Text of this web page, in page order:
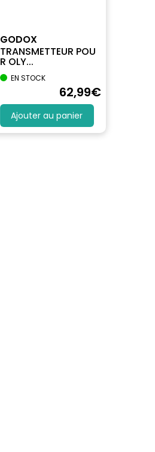
GODOX
TRANSMETTEUR POU
R OLY...
EN STOCK
62,99€
Ajouter au panier